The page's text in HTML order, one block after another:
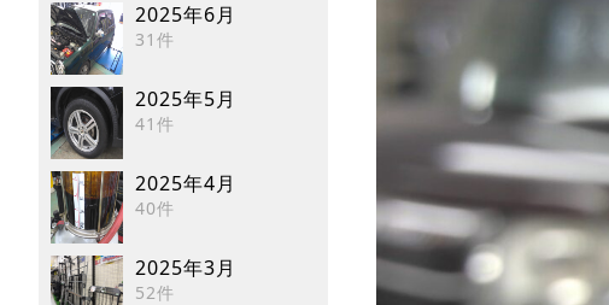
2025年6月
31件
2025年5月
41件
2025年4月
40件
2025年3月
52件